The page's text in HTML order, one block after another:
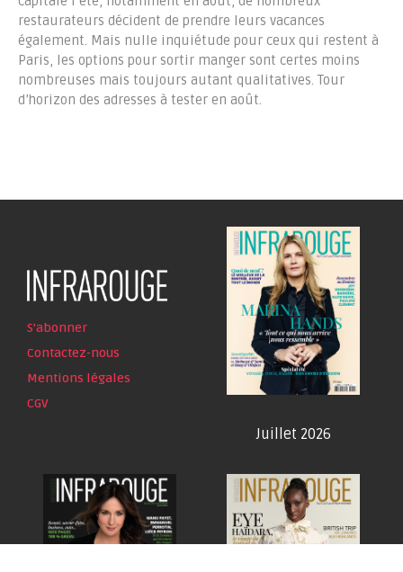
restaurateurs décident de prendre leurs vacances
également. Mais nulle inquiétude pour ceux qui restent à
Paris, les options pour sortir manger sont certes moins
nombreuses mais toujours autant qualitatives. Tour
d’horizon des adresses à tester en août.
S'abonner
Contactez-nous
Mentions légales
CGV
Juillet 2026